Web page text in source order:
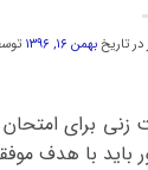
در تاریخبهمن ۱۶, ۱۳۹۶
برای
باید با هدف